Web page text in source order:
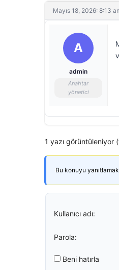
Mayıs 18, 2026: 8:13
A
admin
Anahtar
yönetici
1 yazı görüntüleniyor
Bu konuyu yanıtlamak
Kullanıcı adı:
Parola:
Beni hatırla